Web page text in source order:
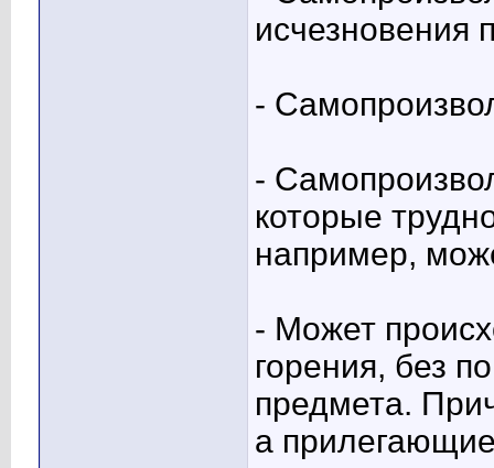
исчезновения
-
-
которые
например,
- Может
горения, без
предмета.
а